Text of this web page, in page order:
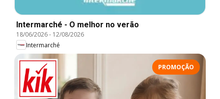
Intermarché - O melhor no verão
18/06/2026- 12/08/2026
Intermarché
PROMOÇÃO